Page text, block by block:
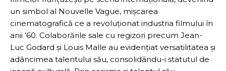
un simbol al Nouvelle Vague, mișcarea
cinematografică ce a revoluționat industria filmului în
anii ’60. Colaborările sale cu regizori precum Jean-
Luc Godard și Louis Malle au evidențiat versatilitatea și
adâncimea talentului său, consolidându-i statutul de